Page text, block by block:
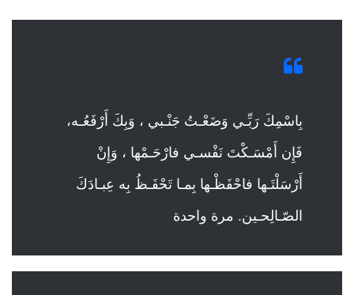
بِاسْمِكَ رَبِّـي وَضَعْـتُ جَنْـبي ، وَبِكَ أَرْفَعُـه،
فَإِن أَمْسَـكْتَ نَفْسـي فارْحَـمْها ، وَإِنْ
أَرْسَلْتَـها فاحْفَظْـها بِمـا تَحْفَـظُ بِه عِبـادَكَ
الصّـالِحـين. مرة واحدة